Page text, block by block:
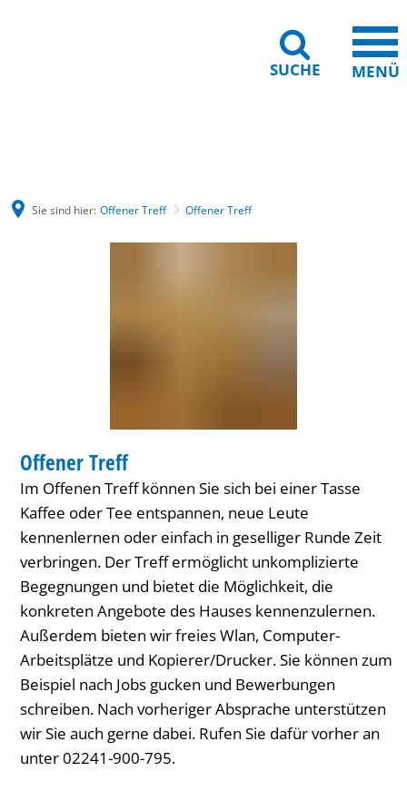
SUCHE MENÜ
Sie sind hier: Offener Treff Offener Treff
KATEGORIE: TREFFEN
Offener Treff
Im Offenen Treff können Sie sich bei einer Tasse
Kaffee oder Tee entspannen, neue Leute
kennenlernen oder einfach in geselliger Runde Zeit
verbringen. Der Treff ermöglicht unkomplizierte
Begegnungen und bietet die Möglichkeit, die
konkreten Angebote des Hauses kennenzulernen.
Außerdem bieten wir freies Wlan, Computer-
Arbeitsplätze und Kopierer/Drucker. Sie können zum
Beispiel nach Jobs gucken und Bewerbungen
schreiben. Nach vorheriger Absprache unterstützen
wir Sie auch gerne dabei. Rufen Sie dafür vorher an
unter 02241-900-795.